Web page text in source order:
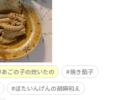
あごの子の炊いたの
焼き茄子
ぼたいんげんの胡麻和え